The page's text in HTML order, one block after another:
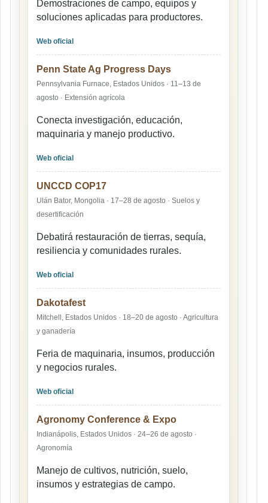
Demostraciones de campo, equipos y
soluciones aplicadas para productores.
Web oficial
Penn State Ag Progress Days
Pennsylvania Furnace, Estados Unidos · 11–13 de
agosto · Extensión agrícola
Conecta investigación, educación,
maquinaria y manejo productivo.
Web oficial
UNCCD COP17
Ulán Bator, Mongolia · 17–28 de agosto · Suelos y
desertificación
Debatirá restauración de tierras, sequía,
resiliencia y comunidades rurales.
Web oficial
Dakotafest
Mitchell, Estados Unidos · 18–20 de agosto · Agricultura
y ganadería
Feria de maquinaria, insumos, producción
y negocios rurales.
Web oficial
Agronomy Conference & Expo
Indianápolis, Estados Unidos · 24–26 de agosto ·
Agronomía
Manejo de cultivos, nutrición, suelo,
insumos y estrategias de campo.